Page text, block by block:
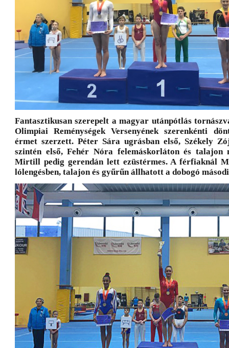
Fantasztikusan szerepelt a magyar utánpótlás
Olimpiai Reménységek Versenyének szerenkénti
érmet szerzett. Péter Sára ugrásban első, Székely
szintén első, Fehér Nóra felemáskorláton és talajon
Mirtill pedig gerendán lett ezüstérmes. A férfiaknál
lólengésben, talajon és gyűrűn állhatott a dobogó